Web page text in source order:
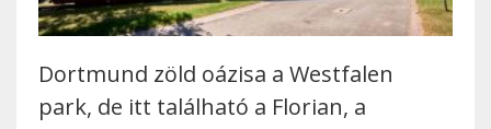
Dortmund zöld oázisa a Westfalen
park, de itt található a Florian, a